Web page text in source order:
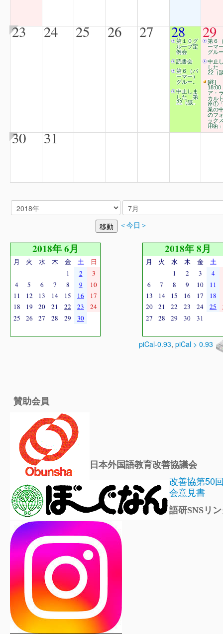
23 24 25 26 27 28
第１０グ
ループ定
例会
読書会
第６（パ
ーマー）
グルー..
中止しま
した 第
22（談..
29
第６
ーマ
グル
中止
した
22（
[終]
18:00
ア・
カル
座①
業の
のフ
ック
用術
30 31
＜今日＞
2018年 6月
月 火 水 木 金 土
日
1
2
3
4
5 6 7 8 9
10
11
12 13 14 15 16
17
18
19 20 21 22 23
24
25
26 27 28 29 30
2018年 8月
月 火 水 木 金 土
1
2 3
4
6
7 8 9 10 11
13
14 15 16 17 18
20
21 22 23 24 25
27
28 29 30 31
piCal-0.93, piCal > 0.93
賛助会員
日本外国語教育改善協議会
改善協第50
会意見書
語研SNSリ